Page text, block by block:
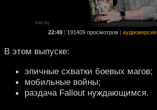
22:49 191409 просмотров аудиоверсия
В этом выпуске:
эпичные схватки боевых магов;
мобильные войны;
раздача Fallout нуждающимся.